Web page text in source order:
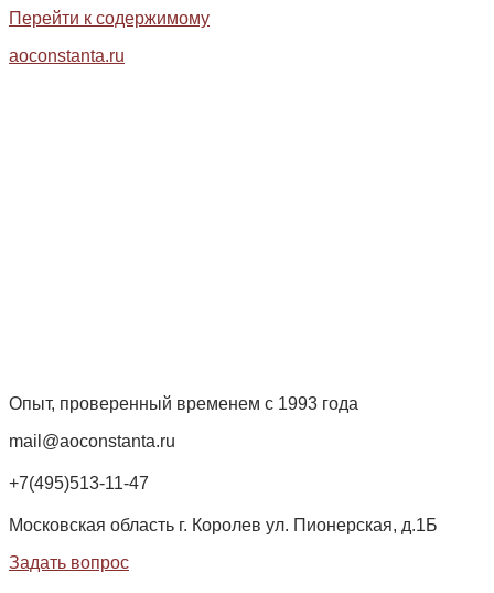
Перейти к содержимому
aoconstanta.ru
Опыт, проверенный временем с 1993 года
mail@aoconstanta.ru
+7(495)513-11-47
Московская область г. Королев ул. Пионерская, д.1Б
Задать вопрос